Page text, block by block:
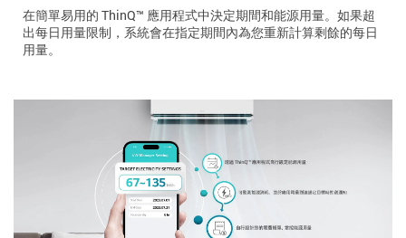
在簡單易用的 ThinQ™ 應用程式中決定期間和能源用量。如果超
出每日用量限制，系統會在指定期間內為您重新計算剩餘的每日
用量。